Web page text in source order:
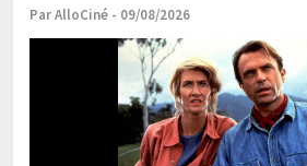
Par AlloCiné - 09/08/2026